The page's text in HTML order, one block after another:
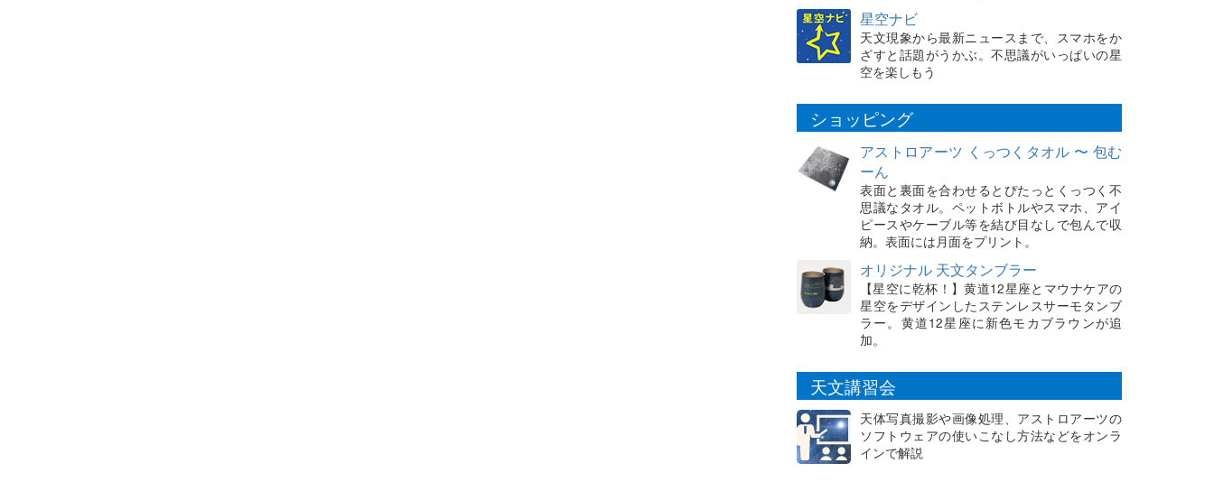
星空ナビ
天文現象から最新ニュースまで、スマホをか
ざすと話題がうかぶ。不思議がいっぱいの星
空を楽しもう
ショッピング
アストロアーツ くっつくタオル 〜 包む
ーん
表面と裏面を合わせるとぴたっとくっつく不
思議なタオル。ペットボトルやスマホ、アイ
ピースやケーブル等を結び目なしで包んで収
納。表面には月面をプリント。
オリジナル 天文タンブラー
【星空に乾杯！】黄道12星座とマウナケアの
星空をデザインしたステンレスサーモタンブ
ラー。黄道12星座に新色モカブラウンが追
加。
天文講習会
天体写真撮影や画像処理、アストロアーツの
ソフトウェアの使いこなし方法などをオンラ
インで解説